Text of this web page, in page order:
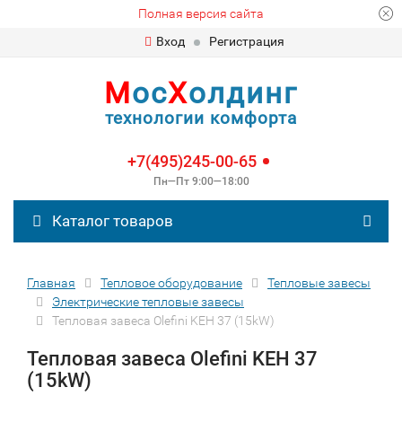
Полная версия сайта
Вход
Регистрация
МосХолдинг
технологии комфорта
+7(495)245-00-65
Пн—Пт 9:00—18:00
Каталог товаров
Главная Тепловое оборудование
Тепловые завесы
Электрические тепловые завесы
Тепловая завеса Olefini KEH 37 (15kW)
Тепловая завеса Olefini KEH 37
(15kW)